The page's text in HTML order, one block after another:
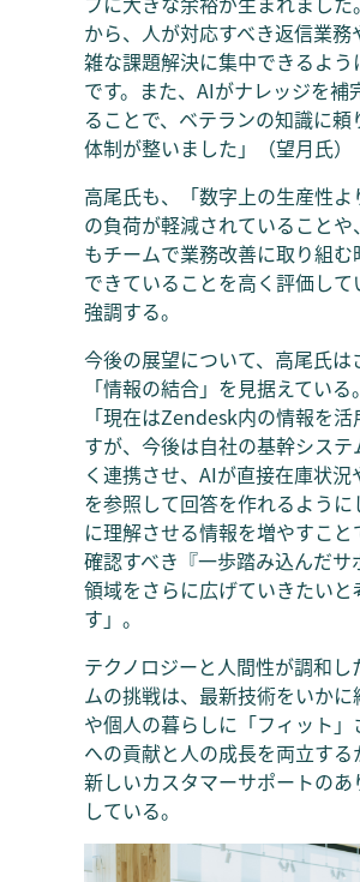
から、人が対応すべき返信業務
雑な課題解決に集中できるよう
です。また、AIがナレッジを補
ることで、ベテランの知識に頼
体制が整いました」（望月氏）
高尾氏も、「数字上の生産性
の負荷が軽減されていることや
もチームで業務改善に取り組む
できていることを高く評価して
強調する。
今後の展望について、高尾氏は
「情報の結合」を見据えている。
「現在はZendesk内の情報を
すが、今後は自社の基幹シス
く連携させ、AIが直接在庫状況
を参照して回答を作れるように
に理解させる情報を増やすこと
確認すべき『一歩踏み込んだサ
領域をさらに広げていきたいと
す」。
テクノロジーと人間性が調和し
ムの挑戦は、最新技術をいか
や個人の暮らしに「フィット」
への貢献と人の成長を両立する
新しいカスタマーサポートのあ
している。